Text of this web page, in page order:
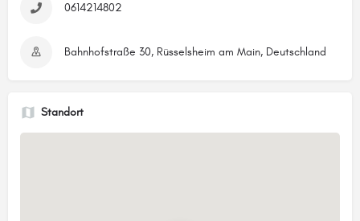
0614214802
Bahnhofstraße 30, Rüsselsheim am Main, Deutschland
Standort